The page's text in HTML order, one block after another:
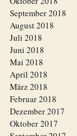
September 2018
August 2018
Juli 2018
Juni 2018
Mai 2018
April 2018
März 2018
Februar 2018
Dezember 2017
Oktober 2017